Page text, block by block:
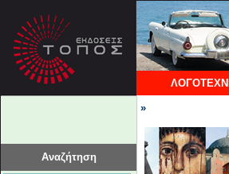
Αναζήτηση
»